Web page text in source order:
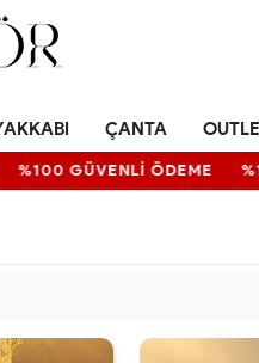
ÇANTA
%100 GÜVENLİ ÖDEME